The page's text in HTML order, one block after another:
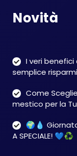
Novità
I veri
semplice
Come
mestico per la
🌍💧
A SPECIALE! 💙♻️